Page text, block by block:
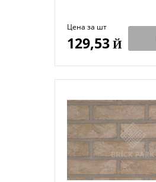
Цена за шт
129,53Й